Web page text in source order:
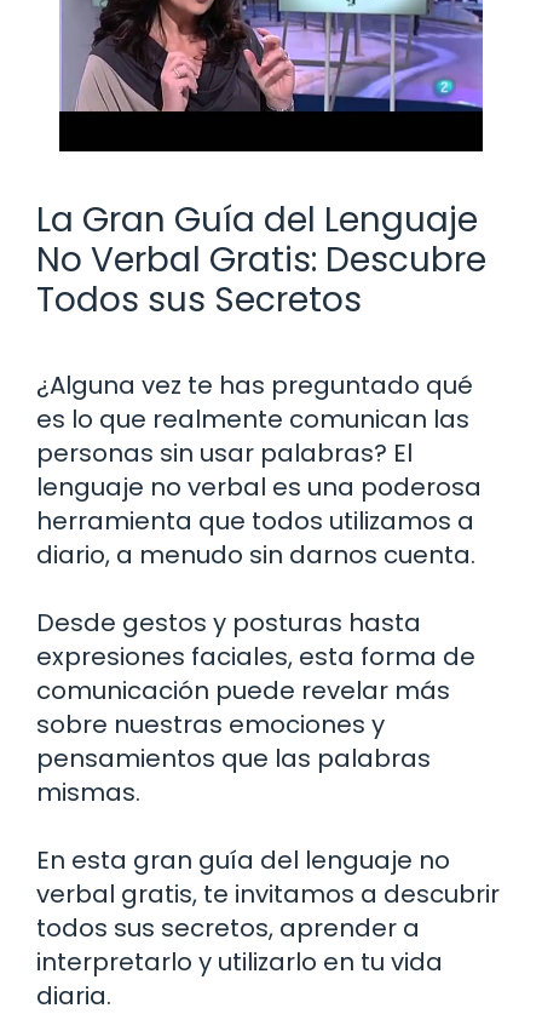
La Gran Guía del Lenguaje
No Verbal Gratis: Descubre
Todos sus Secretos
¿Alguna vez te has preguntado qué
es lo que realmente comunican las
personas sin usar palabras? El
lenguaje no verbal es una poderosa
herramienta que todos utilizamos a
diario, a menudo sin darnos cuenta.
Desde gestos y posturas hasta
expresiones faciales, esta forma de
comunicación puede revelar más
sobre nuestras emociones y
pensamientos que las palabras
mismas.
En esta gran guía del lenguaje no
verbal gratis, te invitamos a descubrir
todos sus secretos, aprender a
interpretarlo y utilizarlo en tu vida
diaria.